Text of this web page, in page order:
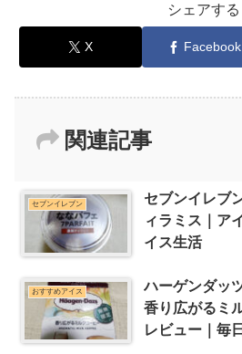
シェアする
X Facebook
関連記事
セブンイレブン
セブンイレブ
ィラミス｜ア
イス生活
おすすめアイス
ハーゲンダッ
香り広がるミ
レビュー｜毎